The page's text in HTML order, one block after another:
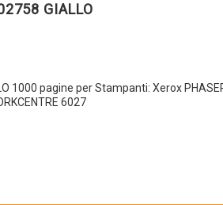
GIALLO
1000 pagine per Stampanti: Xerox
6027